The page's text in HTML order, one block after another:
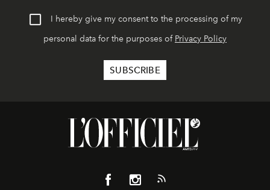
I hereby give my consent to the processing of my
personal data for the purposes of Privacy Policy